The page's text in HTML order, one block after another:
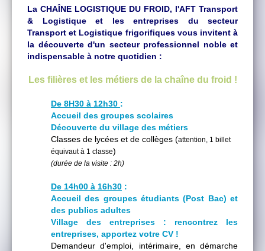
La CHAÎNE LOGISTIQUE DU FROID, l'AFT Transport
& Logistique et les entreprises du secteur
Transport et Logistique frigorifiques vous invitent à
la découverte d'un secteur professionnel noble et
indispensable à notre quotidien :
Les filières et les métiers de la chaîne du froid !
De 8H30 à 12h30 :
Accueil des groupes scolaires
Découverte du village des métiers
Classes de lycées et de collèges (attention, 1 billet
équivaut à 1 classe)
(durée de la visite : 2h)
De 14h00 à 16h30 :
Accueil des groupes étudiants (Post Bac) et
des publics adultes
Village des entreprises : rencontrez les
entreprises, apportez votre CV !
Demandeur d'emploi, intérimaire, en démarche